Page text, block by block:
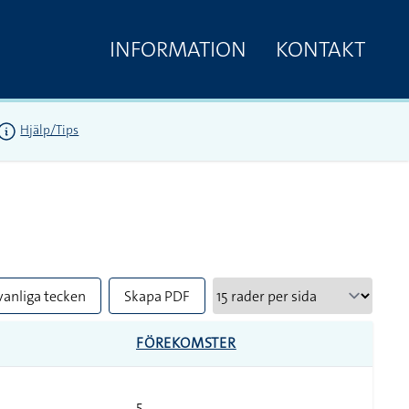
INFORMATION KONTAKT
Hjälp/Tips
tecken Skapa PDF
FÖREKOMSTER